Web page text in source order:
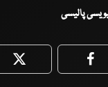
پالیسی
Twitter